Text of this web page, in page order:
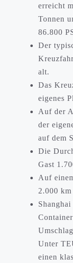
erreicht
Tonnen
86.800
Der
alt.
Das
eigenes
Auf der
der
auf dem
Die
Gast
Auf
2.000
Unter
einen